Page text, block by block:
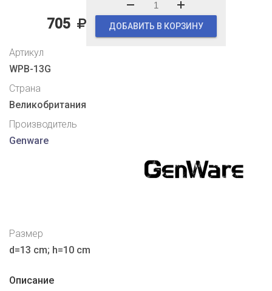
705 ДОБАВИТЬ В КОРЗИНУ
Артикул
WPB-13G
Страна
Великобритания
Производитель
Genware
Размер
d=13 cm; h=10 cm
Описание